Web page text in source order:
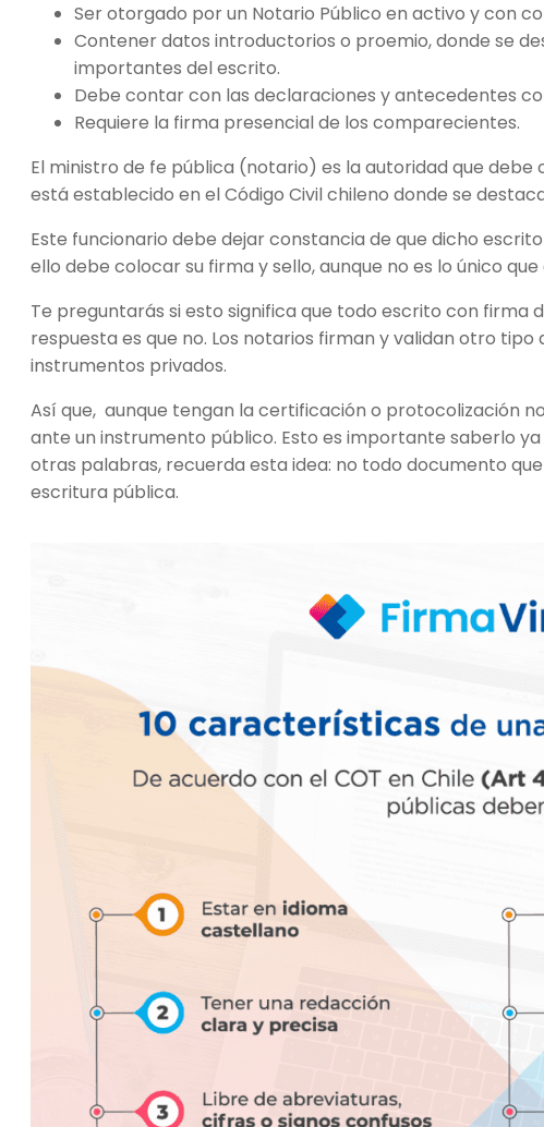
Ser otorgado por un Notario Público en activo y con
Contener datos introductorios o proemio, donde se
importantes del escrito.
Debe contar con las declaraciones y antecedentes
Requiere la firma presencial de los comparecientes.
El ministro de fe pública (notario) es la autoridad que
está establecido en el Código Civil chileno donde se
Este funcionario debe dejar constancia de que dicho
ello debe colocar su firma y sello, aunque no es lo único
Te preguntarás si esto significa que todo escrito con firma
respuesta es que no. Los notarios firman y validan otro
instrumentos privados.
Así que, aunque tengan la certificación o protocolización
ante un instrumento público. Esto es importante saberlo
otras palabras, recuerda esta idea: no todo documento
escritura pública.